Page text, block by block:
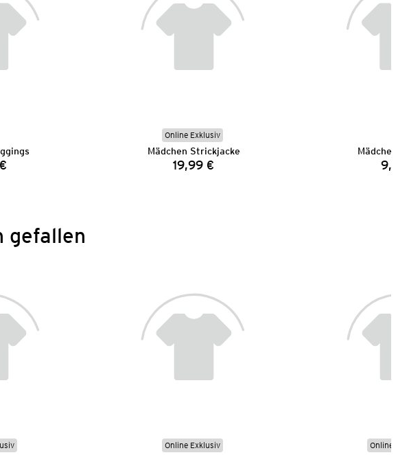
Online Exklusiv
Mädchen Strickjacke
Preis:
19,99 €
gefallen
Online Exklusiv Online